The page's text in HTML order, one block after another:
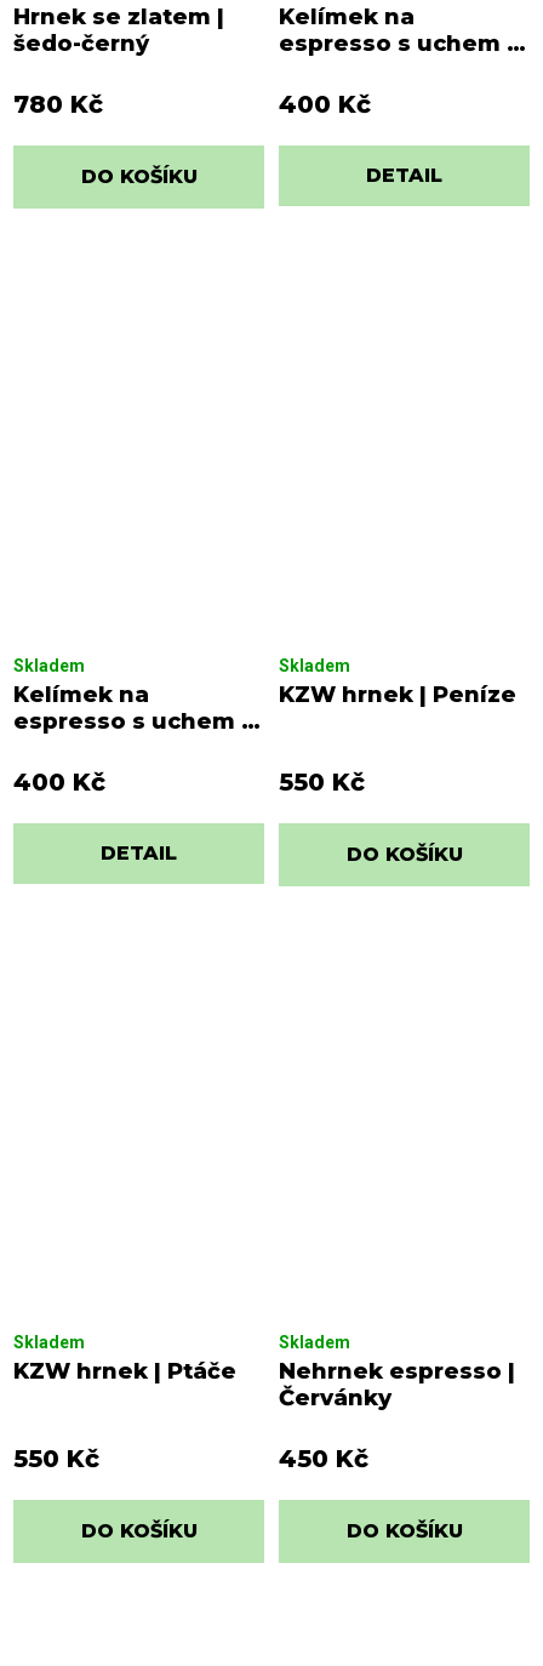
Hrnek se zlatem |
šedo-černý
780 Kč
DO KOŠÍKU
Kelímek na
espresso s uchem |
nápisem
400 Kč
DETAIL
Kelímek na
espresso s uchem |
nápisem
Skladem
400 Kč
DETAIL
KZW hrnek | Peníze
Skladem
550 Kč
DO KOŠÍKU
KZW hrnek | Ptáče
Skladem
550 Kč
DO KOŠÍKU
Nehrnek espresso |
Červánky
Skladem
450 Kč
DO KOŠÍKU